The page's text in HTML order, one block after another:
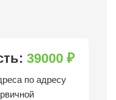
39000 ₽
по адресу